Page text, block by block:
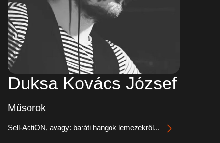
Duksa Kovács József
Műsorok
Sell-ActiON, avagy: baráti hangok lemezekről...